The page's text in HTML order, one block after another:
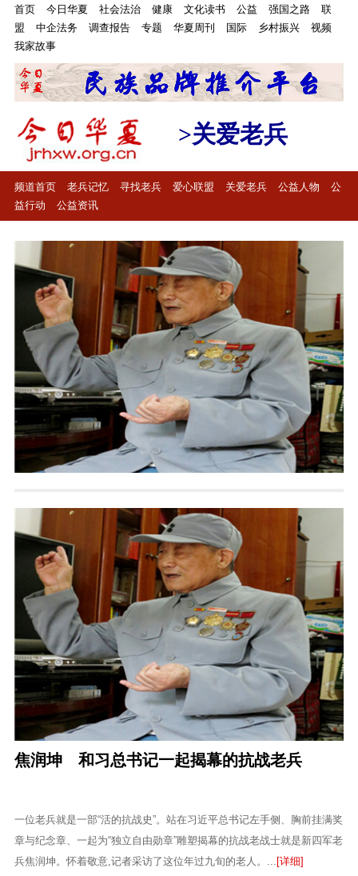
首页 今日华夏 社会法治 健康 文化读书 公益 强国之路
联
盟
中企法务 调查报告 专题 华夏周刊 国际 乡村振兴
视频
我家故事
>关爱老兵
频道首页 老兵记忆 寻找老兵 爱心联盟 关爱老兵 公益人物
公
益行动
公益资讯
焦润坤 和习总书记一起揭幕的抗战老兵
一位老兵就是一部“活的抗战史”。站在习近平总书记左手侧、胸前挂满奖
章与纪念章、一起为“独立自由勋章”雕塑揭幕的抗战老战士就是新四军老
兵焦润坤。怀着敬意,记者采访了这位年过九旬的老人。... [详细]